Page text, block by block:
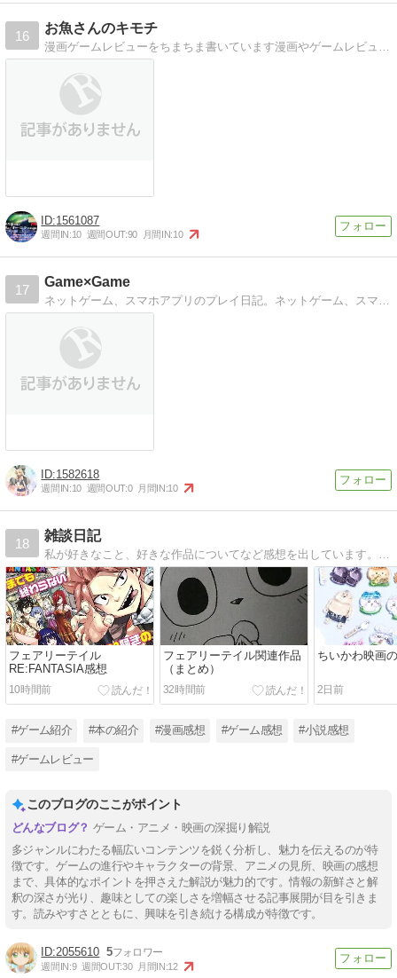
16
お魚さんのキモチ
1561087
週間IN:10 週間OUT:90 月間IN:10
17
Game×Game
1582618
週間IN:10 週間OUT:0 月間IN:10
18
雑談日記
フェアリーテイル
RE:FANTASIA感想
10時間前
フェアリーテイル関連作品
（まとめ）
32時間前
ちいかわ映画
2日前
#ゲーム紹介 #本の紹介 #漫画感想 #ゲーム感想 #小説感想
#ゲームレビュー
このブログのここがポイント
ゲーム・アニメ・映画の深掘り解説
多ジャンルにわたる幅広いコンテンツを鋭く分析し、魅力を伝えるのが特
徴です。ゲームの進行やキャラクターの背景、アニメの見所、映画の感想
まで、具体的なポイントを押さえた解説が魅力的です。情報の新鮮さと解
釈の深さが光り、趣味としての楽しさを増幅させる記事展開が目を引きま
す。読みやすさとともに、興味を引き続ける構成が特徴です。
2055610 5
週間IN:9 週間OUT:30 月間IN:12